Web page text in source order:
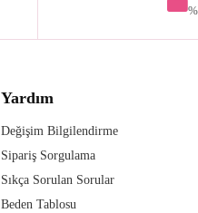
Yardım
Değişim Bilgilendirme
Sipariş Sorgulama
Sıkça Sorulan Sorular
Beden Tablosu